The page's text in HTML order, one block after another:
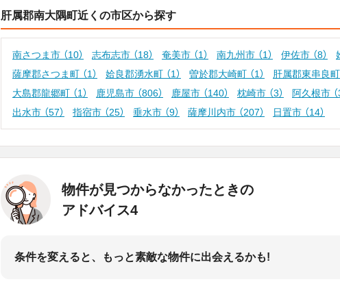
肝属郡南大隅町近くの市区から探す
南さつま市 （10） 志布志市 （18） 奄美市 （1） 南九州市 （1） 伊佐市 （8）
薩摩郡さつま町 （1） 姶良郡湧水町 （1） 曽於郡大崎町 （1） 肝属郡東串良町
大島郡龍郷町 （1） 鹿児島市 （806） 鹿屋市 （140） 枕崎市 （3） 阿久根市
出水市 （57） 指宿市 （25） 垂水市 （9） 薩摩川内市 （207） 日置市 （14）
物件が見つからなかったときの
アドバイス4
条件を変えると、もっと素敵な物件に出会えるかも!